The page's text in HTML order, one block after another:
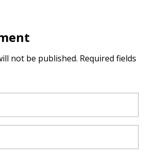
not be published. Required fields